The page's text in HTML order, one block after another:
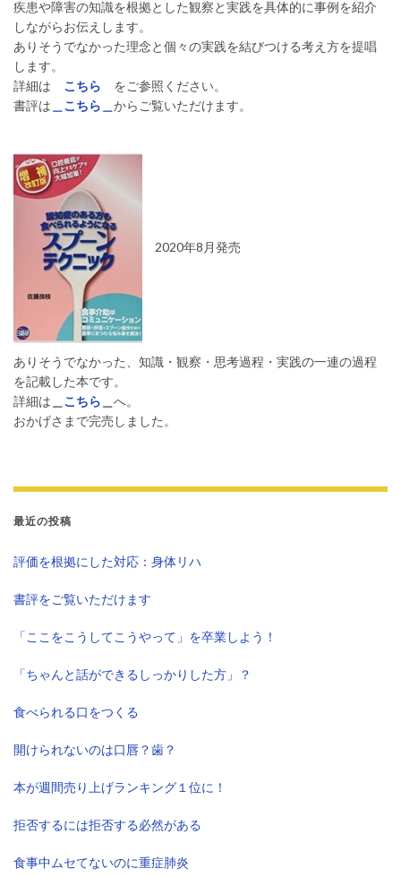
疾患や障害の知識を根拠とした観察と実践を具体的に事例を紹介
しながらお伝えします。
ありそうでなかった理念と個々の実践を結びつける考え方を提唱
します。
詳細は
こちら
をご参照ください。
書評は ＿こちら＿ からご覧いただけます。
2020年8月発売
ありそうでなかった、知識・観察・思考過程・実践の一連の過程
を記載した本です。
詳細は
こちら
へ。
おかげさまで完売しました。
最近の投稿
評価を根拠にした対応：身体リハ
書評をご覧いただけます
「ここをこうしてこうやって」を卒業しよう！
「ちゃんと話ができるしっかりした方」？
食べられる口をつくる
開けられないのは口唇？歯？
本が週間売り上げランキング１位に！
拒否するには拒否する必然がある
食事中ムセてないのに重症肺炎